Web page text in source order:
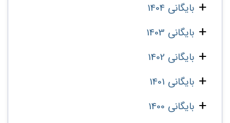
بایگانی 1404
بایگانی 1403
بایگانی 1402
بایگانی 1401
بایگانی 1400